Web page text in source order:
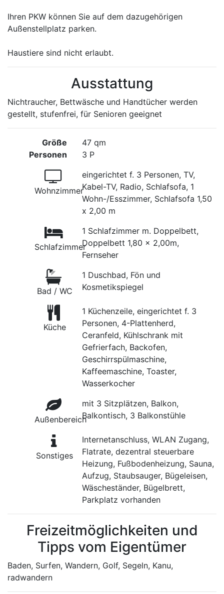
Ihren PKW können Sie auf dem dazugehörigen
Außenstellplatz parken.
Haustiere sind nicht erlaubt.
Ausstattung
Nichtraucher, Bettwäsche und Handtücher werden
gestellt, stufenfrei, für Senioren geeignet
Größe
Personen
47 qm
3 P
Wohnzimmer
eingerichtet f. 3 Personen, TV,
Kabel-TV, Radio, Schlafsofa, 1
Wohn-/Esszimmer, Schlafsofa 1,50
x 2,00 m
Schlafzimmer
1 Schlafzimmer m. Doppelbett,
Doppelbett 1,80 x 2,00m,
Fernseher
Bad / WC
1 Duschbad, Fön und
Kosmetikspiegel
Küche
1 Küchenzeile, eingerichtet f. 3
Personen, 4-Plattenherd,
Ceranfeld, Kühlschrank mit
Gefrierfach, Backofen,
Geschirrspülmaschine,
Kaffeemaschine, Toaster,
Wasserkocher
Außenbereich
mit 3 Sitzplätzen, Balkon,
Balkontisch, 3 Balkonstühle
Sonstiges
Internetanschluss, WLAN Zugang,
Flatrate, dezentral steuerbare
Heizung, Fußbodenheizung, Sauna,
Aufzug, Staubsauger, Bügeleisen,
Wäscheständer, Bügelbrett,
Parkplatz vorhanden
Freizeitmöglichkeiten und
Tipps vom Eigentümer
Baden, Surfen, Wandern, Golf, Segeln, Kanu,
radwandern